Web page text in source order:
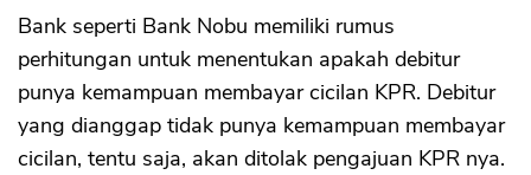
Bank seperti Bank Nobu memiliki rumus
perhitungan untuk menentukan apakah debitur
punya kemampuan membayar cicilan KPR. Debitur
yang dianggap tidak punya kemampuan membayar
cicilan, tentu saja, akan ditolak pengajuan KPR nya.